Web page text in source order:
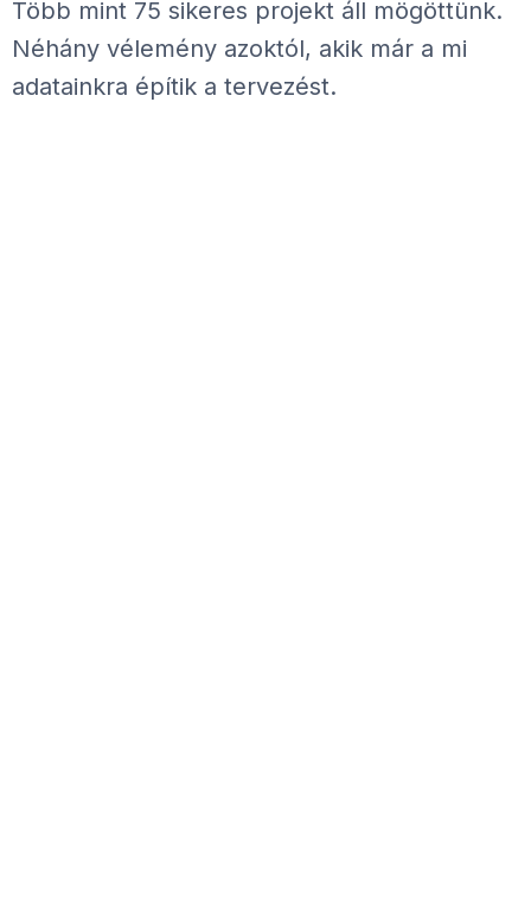
Több mint 75 sikeres projekt áll mögöttünk.
Néhány vélemény azoktól, akik már a mi
adatainkra építik a tervezést.